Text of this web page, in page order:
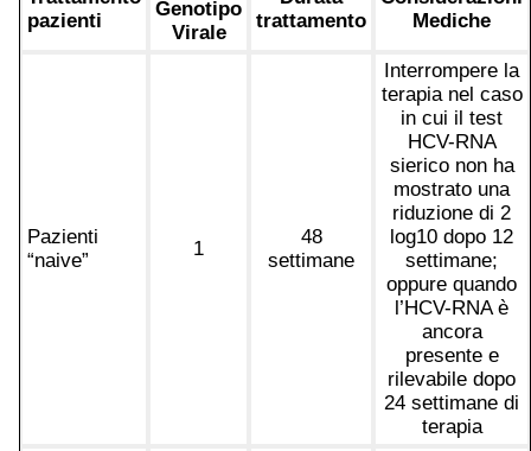
pazienti
Genotipo
Virale
trattamento
Mediche
Pazienti
“naive”
1
48
settimane
Interrompere la
terapia nel caso
in cui il test
HCV-RNA
sierico non ha
mostrato una
riduzione di 2
log10 dopo 12
settimane;
oppure quando
l’HCV-RNA è
ancora
presente e
rilevabile dopo
24 settimane di
terapia